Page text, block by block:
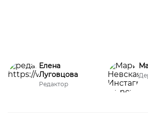
Елена
Луговцова
Редактор